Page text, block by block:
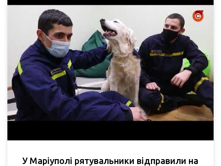
У Маріуполі рятувальники відправили на